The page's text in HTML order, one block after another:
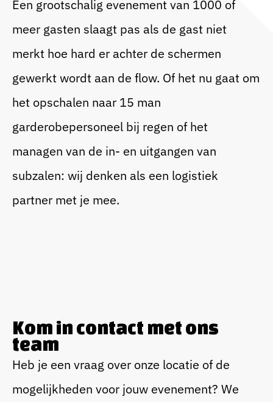
Een grootschalig evenement van 1000 of
meer gasten slaagt pas als de gast niet
merkt hoe hard er achter de schermen
gewerkt wordt aan de flow. Of het nu gaat om
het opschalen naar 15 man
garderobepersoneel bij regen of het
managen van de in- en uitgangen van
subzalen: wij denken als een logistiek
partner met je mee.
Kom in contact met ons
team
Heb je een vraag over onze locatie of de
mogelijkheden voor jouw evenement? We